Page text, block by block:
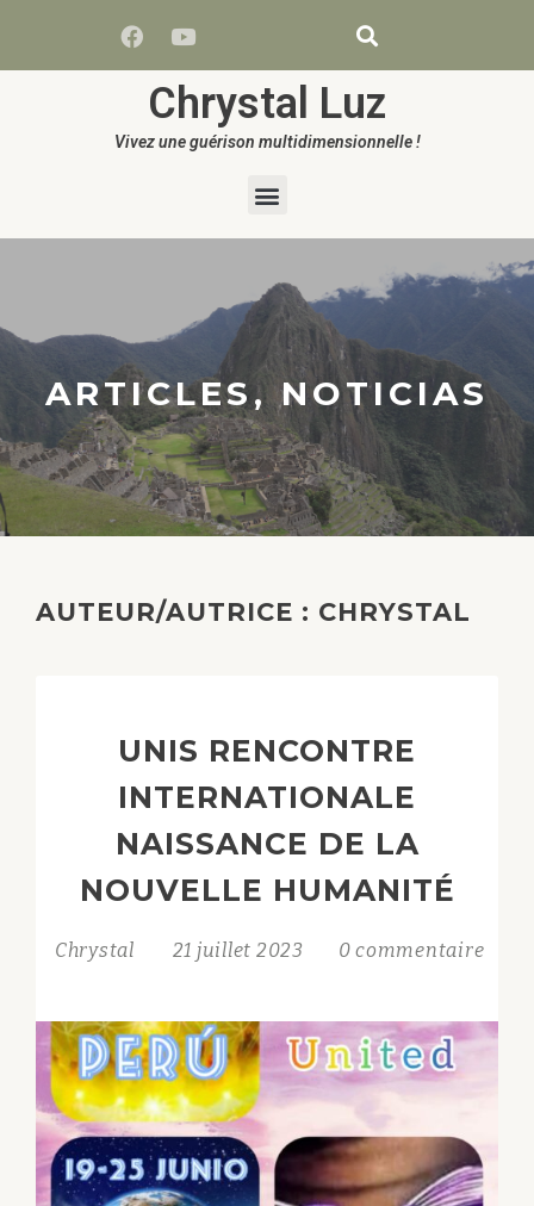
Chrystal Luz
Vivez une guérison multidimensionnelle !
ARTICLES, NOTICIAS
AUTEUR/AUTRICE : CHRYSTAL
UNIS RENCONTRE
INTERNATIONALE
NAISSANCE DE LA
NOUVELLE HUMANITÉ
Chrystal 21 juillet 2023 0 commentaire